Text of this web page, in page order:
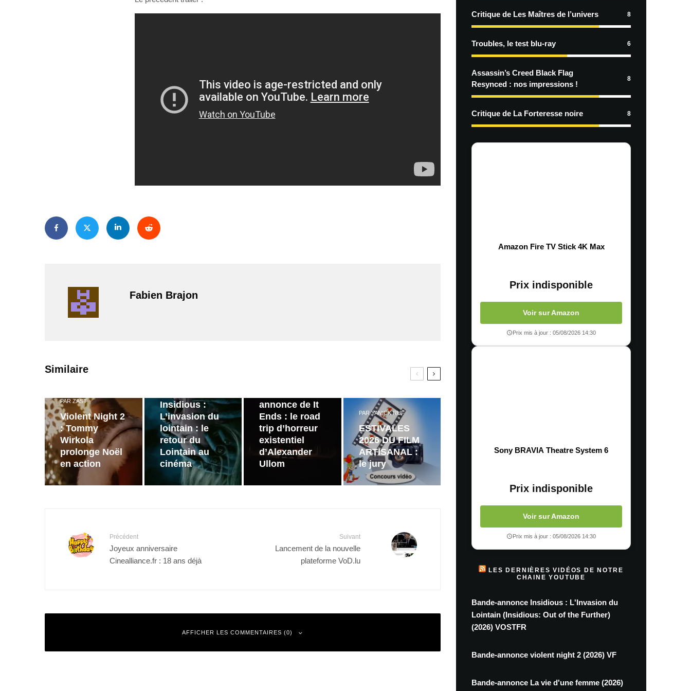
Fabien Brajon
Similaire
PAR ZAST
Violent Night 2
: Tommy
Wirkola
prolonge Noël
en action
Insidious :
L’invasion du
lointain : le
retour du
Lointain au
cinéma
annonce de It
Ends : le road
trip d’horreur
existentiel
d’Alexander
Ullom
PARYANICK RUF
ESTIVALES
2026 DU FILM
ARTISANAL :
le jury
Précédent
Joyeux anniversaire
Cinealliance.fr : 18 ans déjà
Suivant
Lancement de la nouvelle
plateforme VoD.lu
AFFICHER LES COMMENTAIRES (0)
Critique de Les Maîtres de l’univers 8
Troubles, le test blu-ray 6
Assassin’s Creed Black Flag
Resynced : nos impressions !
8
Critique de La Forteresse noire 8
Amazon Fire TV Stick 4K Max
Prix indisponible
Voir sur Amazon
Prix mis à jour : 05/08/2026 14:30
Sony BRAVIA Theatre System 6
Prix indisponible
Voir sur Amazon
Prix mis à jour : 05/08/2026 14:30
LES DERNIÈRES VIDÉOS DE NOTRE
CHAINE YOUTUBE
Bande-annonce Insidious : L'Invasion du
Lointain (Insidious: Out of the Further)
(2026) VOSTFR
Bande-annonce violent night 2 (2026) VF
Bande-annonce La vie d'une femme (2026)